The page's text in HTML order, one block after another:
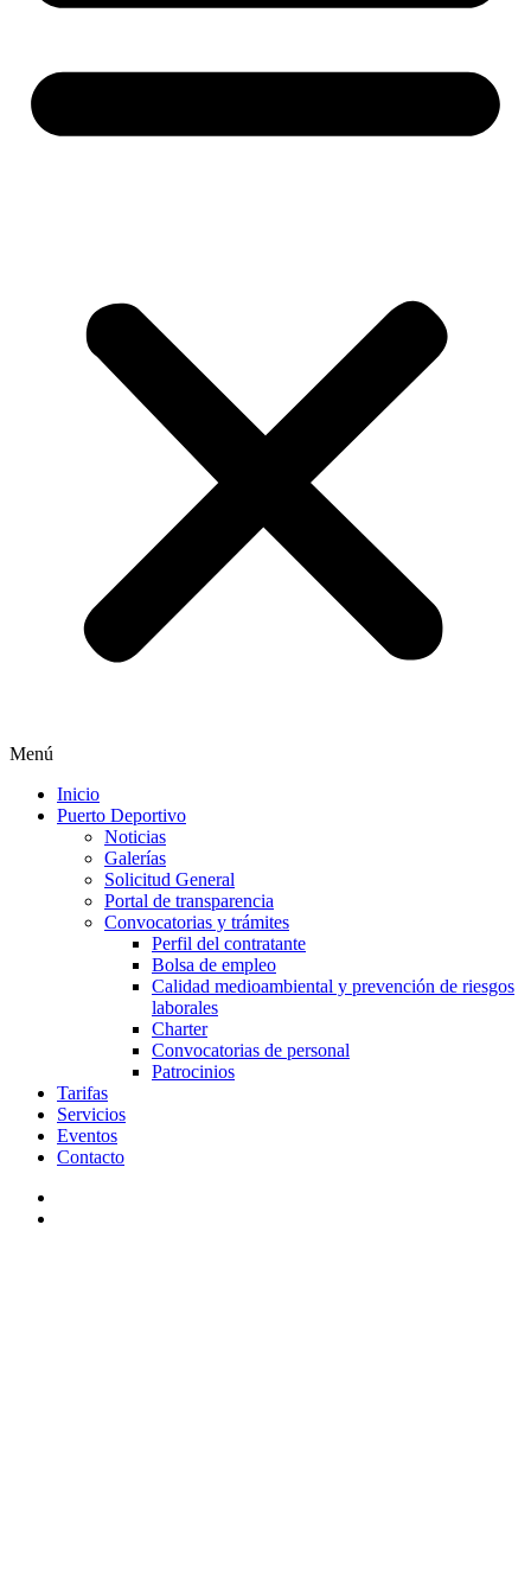
Menú
Inicio
Puerto Deportivo
Noticias
Galerías
Solicitud General
Portal de transparencia
Convocatorias y trámites
Perfil del contratante
Bolsa de empleo
Calidad medioambiental y prevención de riesgos
laborales
Charter
Convocatorias de personal
Patrocinios
Tarifas
Servicios
Eventos
Contacto